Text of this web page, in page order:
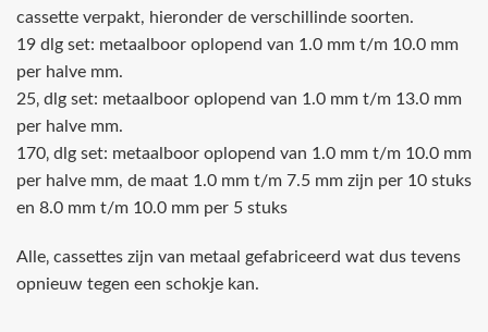
cassette verpakt, hieronder de verschillinde soorten.
19 dlg set: metaalboor oplopend van 1.0 mm t/m 10.0 mm
per halve mm.
25‚ dlg set: metaalboor oplopend van 1.0 mm t/m 13.0 mm
per halve mm.
170‚ dlg set: metaalboor oplopend van 1.0 mm t/m 10.0 mm
per halve mm, de maat 1.0 mm t/m 7.5 mm zijn per 10 stuks
en 8.0 mm t/m 10.0 mm per 5 stuks
Alle‚ cassettes zijn van metaal gefabriceerd wat dus tevens
opnieuw tegen een schokje kan.